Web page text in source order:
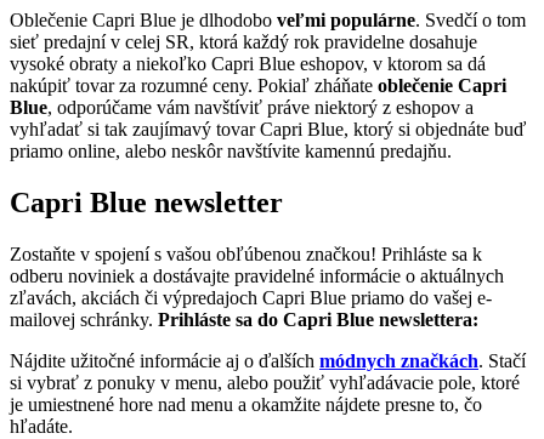
Oblečenie Capri Blue je dlhodobo veľmi populárne. Svedčí o tom
sieť predajní v celej SR, ktorá každý rok pravidelne dosahuje
vysoké obraty a niekoľko Capri Blue eshopov, v ktorom sa dá
nakúpiť tovar za rozumné ceny. Pokiaľ zháňate oblečenie Capri
Blue, odporúčame vám navštíviť práve niektorý z eshopov a
vyhľadať si tak zaujímavý tovar Capri Blue, ktorý si objednáte buď
priamo online, alebo neskôr navštívite kamennú predajňu.
Capri Blue newsletter
Zostaňte v spojení s vašou obľúbenou značkou! Prihláste sa k
odberu noviniek a dostávajte pravidelné informácie o aktuálnych
zľavách, akciách či výpredajoch Capri Blue priamo do vašej e-
mailovej schránky. Prihláste sa do Capri Blue newslettera:
Nájdite užitočné informácie aj o ďalších módnych značkách. Stačí
si vybrať z ponuky v menu, alebo použiť vyhľadávacie pole, ktoré
je umiestnené hore nad menu a okamžite nájdete presne to, čo
hľadáte.